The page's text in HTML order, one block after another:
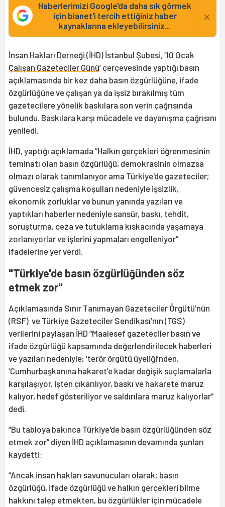
Haberlerimizi Google'da daha sık görmek
için bianet'i tercih ettiğiniz haber
kaynaklarına ekleyebilirsiniz...
×
İnsan Hakları Derneği (İHD) İstanbul Şubesi, ‘10 Ocak
Çalışan Gazeteciler Günü’ çerçevesinde yaptığı basın
açıklamasında bir kez daha basın özgürlüğüne, ifade
özgürlüğüne ve çalışan ya da işsiz bırakılmış tüm
gazetecilere yönelik baskılara son verin çağrısında
bulundu. Baskılara karşı mücadele ve dayanışma çağrısını
yeniledi.
İHD, yaptığı açıklamada “Halkın gerçekleri öğrenmesinin
teminatı olan basın özgürlüğü, demokrasinin olmazsa
olmazı olarak tanımlanıyor ama Türkiye'de gazeteciler;
güvencesiz çalışma koşulları nedeniyle işsizlik,
ekonomik zorluklar ve bunun yanında yazıları ve
yaptıkları haberler nedeniyle sansür, baskı, tehdit,
soruşturma, ceza ve tutuklama kıskacında yaşamaya
zorlanıyorlar ve işlerini yapmaları engelleniyor”
ifadelerine yer verdi.
"Türkiye'de basın özgürlüğünden söz
etmek zor"
Açıklamasında Sınır Tanımayan Gazeteciler Örgütü’nün
(RSF) ve Türkiye Gazeteciler Sendikası’nın (TGS)
verilerini paylaşan İHD “Maalesef gazeteciler basın ve
ifade özgürlüğü kapsamında değerlendirilecek haberleri
ve yazıları nedeniyle; ‘terör örgütü üyeliği’nden,
‘Cumhurbaşkanına hakaret’e kadar değişik suçlamalarla
karşılaşıyor, işten çıkarılıyor, baskı ve hakarete maruz
kalıyor, hedef gösteriliyor ve saldırılara maruz kalıyorlar”
dedi.
“Bu tabloya bakınca Türkiye'de basın özgürlüğünden söz
etmek zor” diyen İHD açıklamasının devamında şunları
kaydetti:
“Ancak insan hakları savunucuları olarak; basın
özgürlüğü, ifade özgürlüğü ve halkın gerçekleri bilme
hakkını talep etmekten, bu özgürlükler için mücadele